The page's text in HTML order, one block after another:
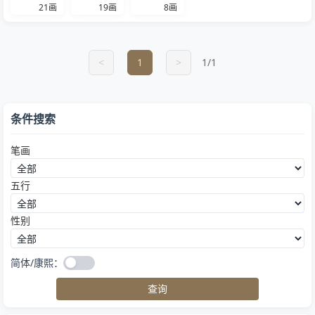
21画 19画 8画
< 1 > 1/1
条件搜索
笔画
五行
性别
简体/康熙：
查询